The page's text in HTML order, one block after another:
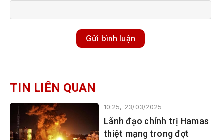
Gửi bình luận
TIN LIÊN QUAN
10:25, 23/03/2025
Lãnh đạo chính trị Hamas
thiệt mạng trong đợt